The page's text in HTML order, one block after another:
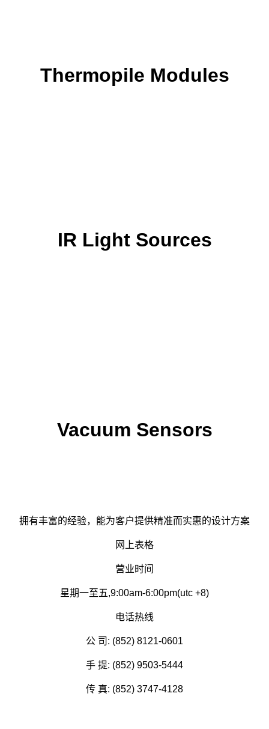
Thermopile Modules
IR Light Sources
Vacuum Sensors
拥有丰富的经验，能为客户提供精准而实惠的设计方案
网上表格
营业时间
星期一至五,9:00am-6:00pm(utc +8)
电话热线
公 司: (852) 8121-0601
手 提: (852) 9503-5444
传 真: (852) 3747-4128